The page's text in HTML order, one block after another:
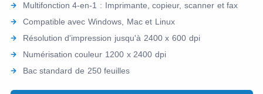
Multifonction 4-en-1 : Imprimante, copieur, scanner et fax
Compatible avec Windows, Mac et Linux
Résolution d'impression jusqu'à 2400 x 600 dpi
Numérisation couleur 1200 x 2400 dpi
Bac standard de 250 feuilles